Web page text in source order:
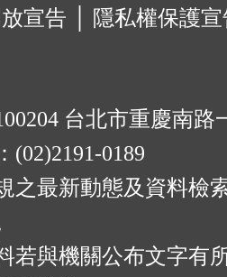
宣告
隱私權保護
台北市重慶南路
0189
之最新動態及資料檢
若與機關公布文字有